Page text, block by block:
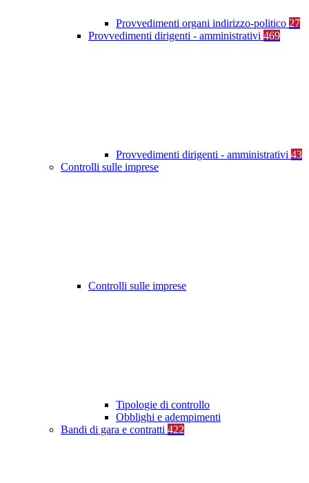
Provvedimenti organi indirizzo-politico 27
Provvedimenti dirigenti - amministrativi 469
Provvedimenti dirigenti - amministrativi 43
Controlli sulle imprese
Controlli sulle imprese
Tipologie di controllo
Obblighi e adempimenti
Bandi di gara e contratti 422